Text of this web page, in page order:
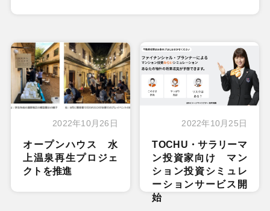
2022年10月26日
オープンハウス 水
上温泉再生プロジェ
クトを推進
2022年10月25日
TOCHU・サラリーマ
ン投資家向け マン
ション投資シミュレ
ーションサービス開
始